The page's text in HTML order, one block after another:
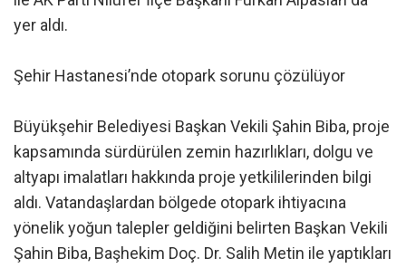
yer aldı.
Şehir Hastanesi’nde otopark sorunu çözülüyor
Büyükşehir Belediyesi Başkan Vekili Şahin Biba, proje
kapsamında sürdürülen zemin hazırlıkları, dolgu ve
altyapı imalatları hakkında proje yetkililerinden bilgi
aldı. Vatandaşlardan bölgede otopark ihtiyacına
yönelik yoğun talepler geldiğini belirten Başkan Vekili
Şahin Biba, Başhekim Doç. Dr. Salih Metin ile yaptıkları